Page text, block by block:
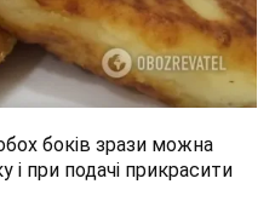
боків зрази можна
і при подачі прикрасити